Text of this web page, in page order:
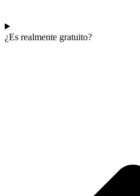
¿Es realmente gratuito?